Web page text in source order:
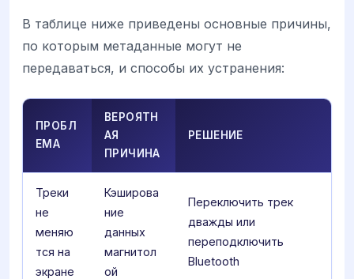
В таблице ниже приведены основные причины,
по которым метаданные могут не
передаваться, и способы их устранения:
ПРОБЛ
ЕМА
ВЕРОЯТН
АЯ
ПРИЧИНА
РЕШЕНИЕ
Треки
не
меняю
тся на
экране
Кэширова
ние
данных
магнитол
ой
Переключить трек
дважды или
переподключить
Bluetooth